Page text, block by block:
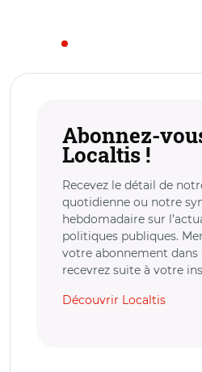
Abonnez-
Localtis !
Recevez le détail de
quotidienne ou notre
hebdomadaire sur
politiques publiques.
votre abonnement dans
recevrez suite à votre
Découvrir Localtis